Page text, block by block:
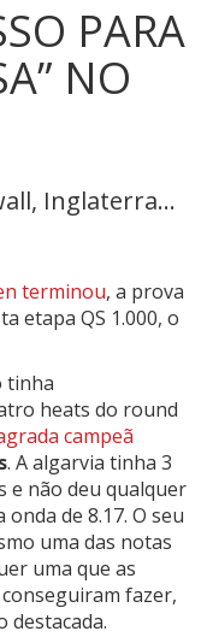
PARA
NO
Inglaterra...
terminou, a prova
etapa QS 1.000, o
tinha
heats do round
campeã
. A algarvia tinha 3
e não deu qualquer
de 8.17. O seu
uma das notas
uma que as
fazer,
destacada.